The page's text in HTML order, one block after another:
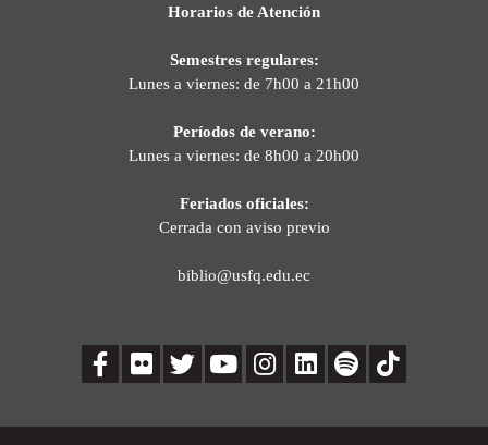
Horarios de Atención
Semestres regulares:
Lunes a viernes: de 7h00 a 21h00
Períodos de verano:
Lunes a viernes: de 8h00 a 20h00
Feriados oficiales:
Cerrada con aviso previo
biblio@usfq.edu.ec